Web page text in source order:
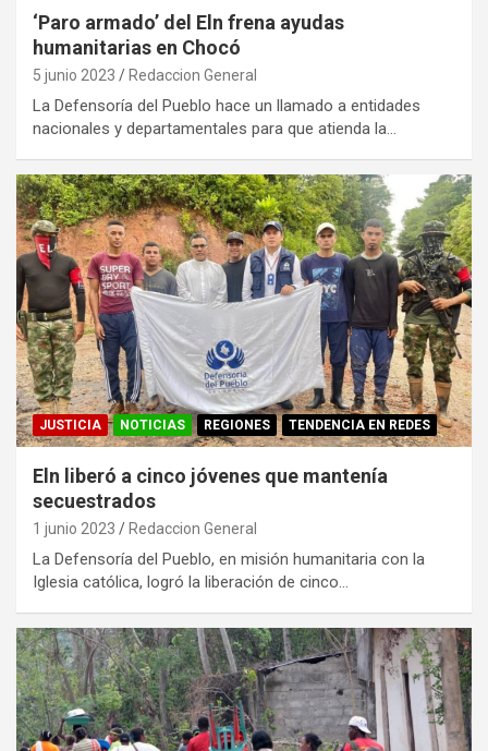
‘Paro armado’ del Eln frena ayudas
humanitarias en Chocó
5 junio 2023 Redaccion General
La Defensoría del Pueblo hace un llamado a entidades
nacionales y departamentales para que atienda la…
JUSTICIA NOTICIAS REGIONES TENDENCIA EN REDES
Eln liberó a cinco jóvenes que mantenía
secuestrados
1 junio 2023 Redaccion General
La Defensoría del Pueblo, en misión humanitaria con la
Iglesia católica, logró la liberación de cinco…